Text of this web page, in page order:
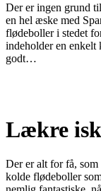
Der er ingen grund
en hel æske med
flødeboller i stedet
indeholder en enkelt
godt…
Lækre
Der er alt for få,
kolde flødeboller